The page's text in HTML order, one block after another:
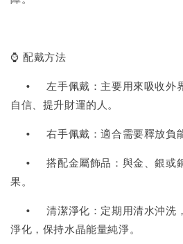
⌚ 配戴方法
•
左手佩戴：主要用來吸收外
自信、提升財運的人。
• 右手佩戴：適合需要釋放負
•
搭配金屬飾品：與金、銀或
果。
•
清潔淨化：定期用清水沖洗
淨化，保持水晶能量純淨。